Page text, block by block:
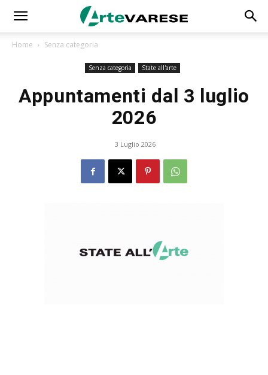
Home Senza categoria
Senza categoria State all'arte
Appuntamenti dal 3 luglio
2026
3 Luglio 2026